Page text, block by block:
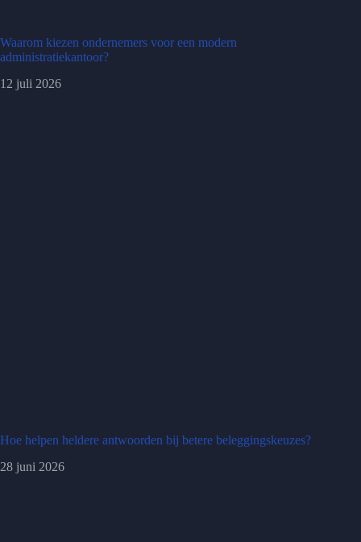
Waarom kiezen ondernemers voor een modern
administratiekantoor?
12 juli 2026
Hoe helpen heldere antwoorden bij betere beleggingskeuzes?
28 juni 2026